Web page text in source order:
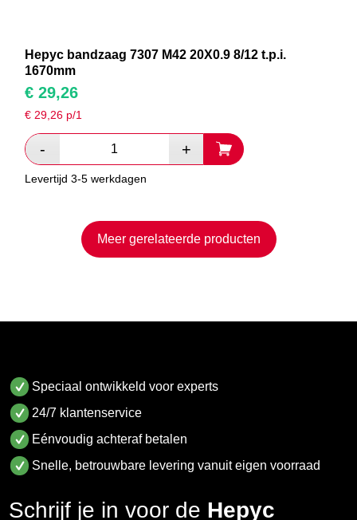
Hepyc bandzaag 7307 M42 20X0.9 8/12 t.p.i.
1670mm
€ 29,26
€29,26 p/1
Levertijd 3-5 werkdagen
Meer gerelateerde producten
Speciaal ontwikkeld voor experts
24/7 klantenservice
Eénvoudig achteraf betalen
Snelle, betrouwbare levering vanuit eigen voorraad
Schrijf je in voor de Hepyc